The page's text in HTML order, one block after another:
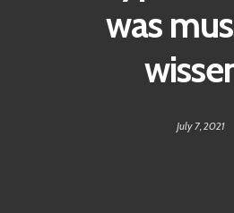
was
July 7, 2021